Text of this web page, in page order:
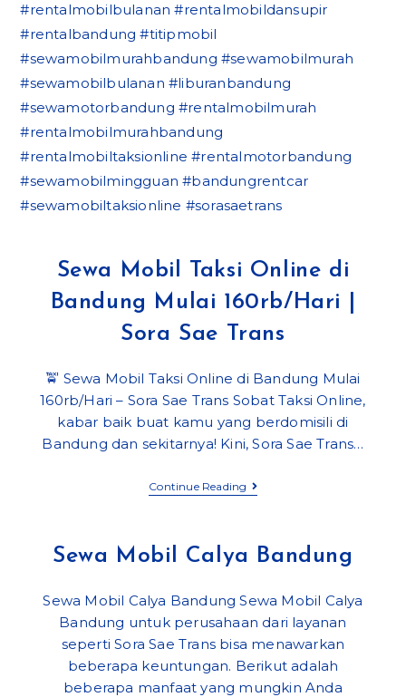
#rentalmobilbulanan #rentalmobildansupir
#rentalbandung #titipmobil
#sewamobilmurahbandung #sewamobilmurah
#sewamobilbulanan #liburanbandung
#sewamotorbandung #rentalmobilmurah
#rentalmobilmurahbandung
#rentalmobiltaksionline #rentalmotorbandung
#sewamobilmingguan #bandungrentcar
#sewamobiltaksionline #sorasaetrans
Sewa Mobil Taksi Online di
Bandung Mulai 160rb/Hari |
Sora Sae Trans
🚖 Sewa Mobil Taksi Online di Bandung Mulai
160rb/Hari – Sora Sae Trans Sobat Taksi Online,
kabar baik buat kamu yang berdomisili di
Bandung dan sekitarnya! Kini, Sora Sae Trans…
Continue Reading Sewa
Mobil
Di
Bandung
|
Sora
Sae
Trans
Sewa Mobil Calya Bandung
Sewa Mobil Calya Bandung Sewa Mobil Calya
Bandung untuk perusahaan dari layanan
seperti Sora Sae Trans bisa menawarkan
beberapa keuntungan. Berikut adalah
beberapa manfaat yang mungkin Anda